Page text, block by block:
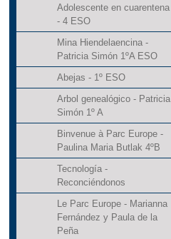
Adolescente en cuarentena
- 4 ESO
Mina Hiendelaencina -
Patricia Simón 1ºA ESO
Abejas - 1º ESO
Arbol genealógico - Patricia
Simón 1º A
Binvenue à Parc Europe -
Paulina Maria Butlak 4ºB
Tecnología -
Reconciéndonos
Le Parc Europe - Marianna
Fernández y Paula de la
Peña